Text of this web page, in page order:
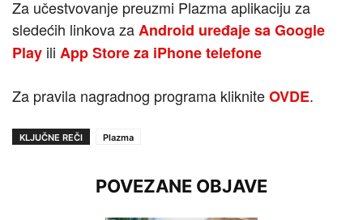
Za učestvovanje preuzmi Plazma aplikaciju za
sledećih linkova zaAndroid uređaje saGoogle
Play ili App Store za iPhone telefone
Za pravila nagradnog programa klikniteOVDE.
KLJUČNE REČI Plazma
POVEZANE OBJAVE